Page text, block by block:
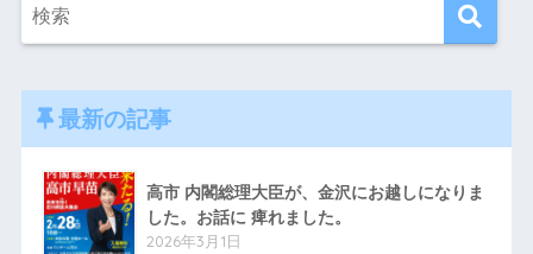
最新の記事
高市 内閣総理大臣が、金沢にお越しになりま
した。お話に 痺れました。
2026年3月1日